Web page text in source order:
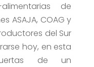
de
ASAJA, COAG y
del Sur
hoy, en esta
de un